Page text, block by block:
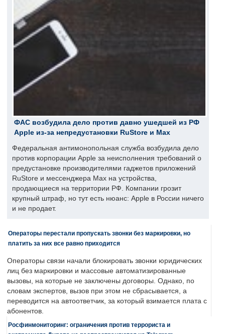
ФАС возбудила дело против давно ушедшей из РФ
Apple из-за непредустановки RuStore и Max
Федеральная антимонопольная служба возбудила дело
против корпорации Apple за неисполнения требований о
предустановке производителями гаджетов приложений
RuStore и мессенджера Max на устройства,
продающиеся на территории РФ. Компании грозит
крупный штраф, но тут есть нюанс: Apple в России ничего
и не продает.
Операторы перестали пропускать звонки без маркировки, но
платить за них все равно приходится
Операторы связи начали блокировать звонки юридических
лиц без маркировки и массовые автоматизированные
вызовы, на которые не заключены договоры. Однако, по
словам экспертов, вызов при этом не сбрасывается, а
переводится на автоответчик, за который взимается плата с
абонентов.
Росфинмониторинг: ограничения против террориста и